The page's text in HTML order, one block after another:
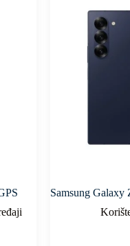
Samsung